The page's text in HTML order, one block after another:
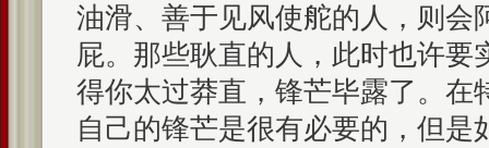
油滑、善于见风使舵的人，则会
屁。那些耿直的人，此时也许要
得你太过莽直，锋芒毕露了。在
自己的锋芒是很有必要的，但是